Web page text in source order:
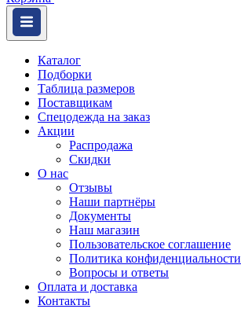
Каталог
Подборки
Таблица размеров
Поставщикам
Спецодежда на заказ
Акции
Распродажа
Скидки
О нас
Отзывы
Наши партнёры
Документы
Наш магазин
Пользовательское соглашение
Политика конфиденциальности
Вопросы и ответы
Оплата и доставка
Контакты